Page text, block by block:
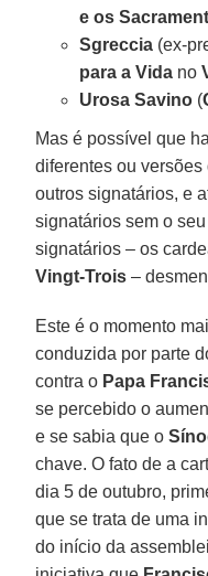
e os
Sgreccia (ex-
para a Vida no
Urosa Savino (
Mas é possível que
diferentes ou
outros signatários, e
signatários sem o
signatários – os
Vingt-Trois –
Este é o momento
conduzida por parte
contra o Papa
se percebido o
e se sabia que o
chave. O fato de a
dia 5 de outubro,
que se trata de uma
do início da